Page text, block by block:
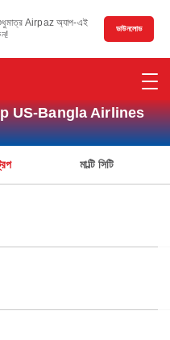
Airpaz অ্যাপ-এই
ডাউনলোড
US-Bangla Airlines
মাল্টি সিটি